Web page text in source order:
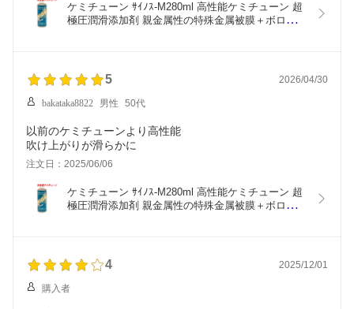
ケミチューン ｻｲﾉｽ-M280ml 高性能ケミチューン 超
極圧潤滑添加剤 親金属性の特殊金属被膜＋ボロン
5 2026/04/30
bakataka8822 男性 50代
以前のケミチューンより高性能
吹け上がりが滑らかに
注文日：2025/06/06
ケミチューン ｻｲﾉｽ-M280ml 高性能ケミチューン 超
極圧潤滑添加剤 親金属性の特殊金属被膜＋ボロン
4 2025/12/01
購入者